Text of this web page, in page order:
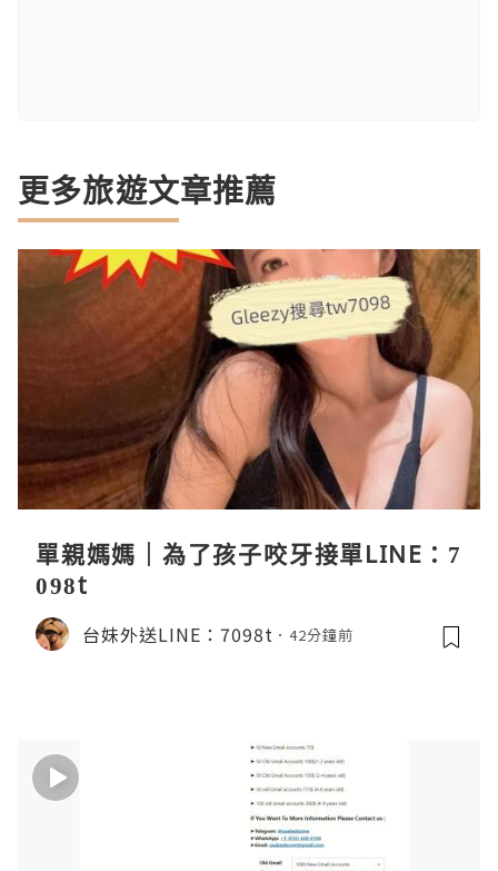
更多旅遊文章推薦
單親媽媽｜為了孩子咬牙接單LINE：7
098t
台妹外送LINE：7098t 42分鐘前